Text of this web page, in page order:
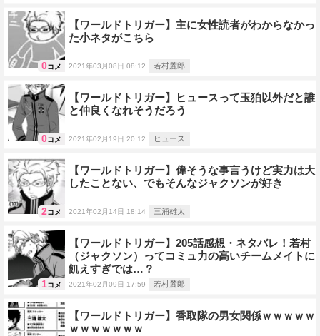
0コメ
【ワールドトリガー】主に女性読者がわからなかっ
た小ネタがこちら
2021年03月08日 08:12 若村麓郎
0コメ
【ワールドトリガー】ヒュースって玉狛以外だと誰
と仲良くなれそうだろう
2021年02月19日 20:12 ヒュース
2コメ
【ワールドトリガー】偉そうな事言うけど実力は大
したことない、でもそんなジャクソンが好き
2021年02月14日 18:14 三浦雄太
1コメ
【ワールドトリガー】205話感想・ネタバレ！若村
（ジャクソン）ってコミュ力の高いチームメイトに
飢えすぎでは…？
2021年02月09日 17:59 若村麓郎
【ワールドトリガー】香取隊の男女関係ｗｗｗｗｗ
ｗｗｗｗｗｗｗ